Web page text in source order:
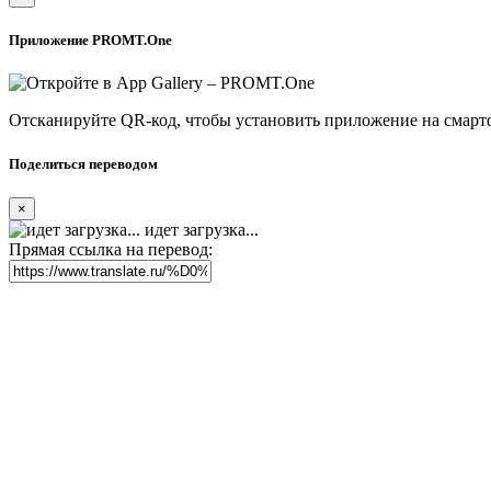
Приложение PROMT.One
Отсканируйте QR-код, чтобы установить приложение на
Поделиться переводом
×
идет загрузка...
Прямая ссылка на перевод: